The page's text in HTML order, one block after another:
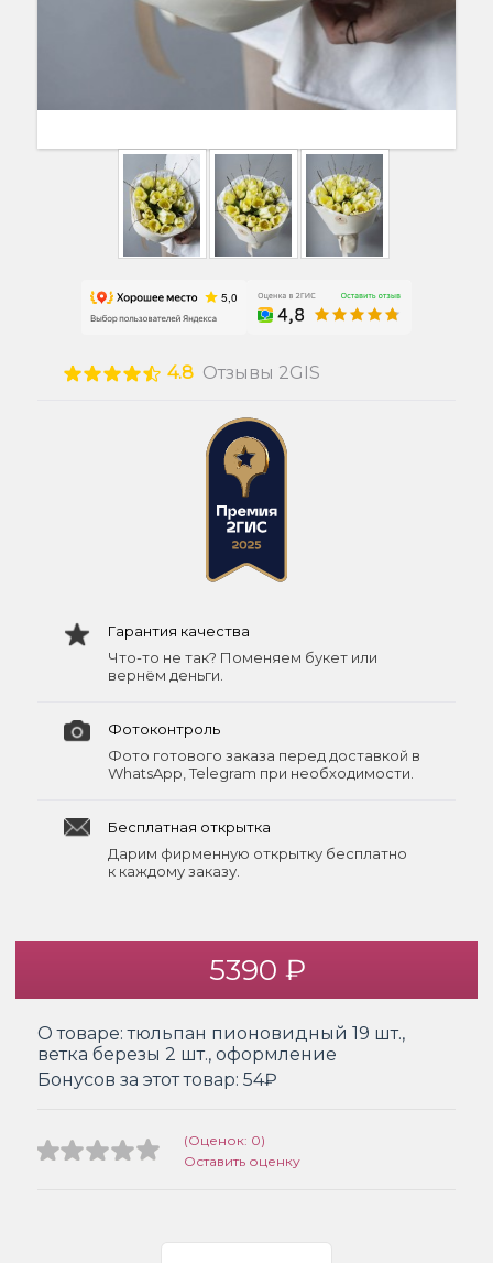
4.8 Отзывы 2GIS
Гарантия качества
Что-то не так? Поменяем букет или
вернём деньги.
Фотоконтроль
Фото готового заказа перед доставкой в
WhatsApp, Telegram при необходимости.
Бесплатная открытка
Дарим фирменную открытку бесплатно
к каждому заказу.
5390 ₽
О товаре:тюльпан пионовидный 19 шт.,
ветка березы 2 шт., оформление
Бонусов за этот товар: 54₽
(Оценок: 0)
Оставить оценку